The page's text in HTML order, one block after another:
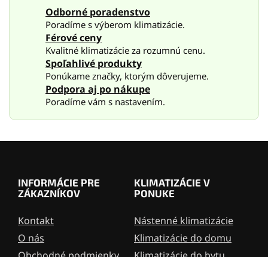
i
e
r
v
k
y
v
ý
s
n
i
Odborné poradenstvo
Poradíme s výberom klimatizácie.
Férové ceny
Kvalitné klimatizácie za rozumnú cenu.
Spoľahlivé produkty
Ponúkame značky, ktorým dôverujeme.
Podpora aj po nákupe
Poradíme vám s nastavením.
INFORMÁCIE PRE
ZÁKAZNÍKOV
Kontakt
O nás
KLIMATIZÁCIE V
PONUKE
Nástenné klimatizácie
Klimatizácie do domu